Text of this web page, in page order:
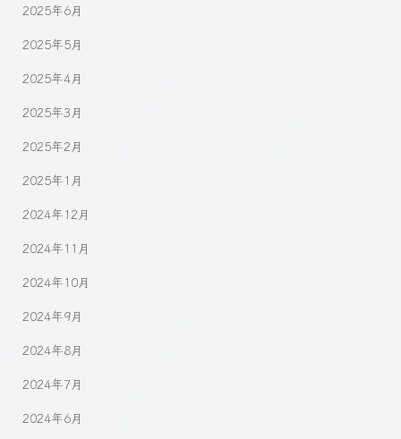
2025年6月
2025年5月
2025年4月
2025年3月
2025年2月
2025年1月
2024年12月
2024年11月
2024年10月
2024年9月
2024年8月
2024年7月
2024年6月